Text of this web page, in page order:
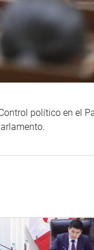
político en el